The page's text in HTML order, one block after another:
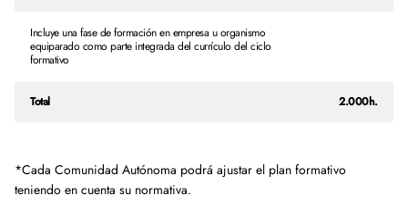
Incluye una fase de formación en empresa u organismo
equiparado como parte integrada del currículo del ciclo
formativo
Total 2.000h.
*Cada Comunidad Autónoma podrá ajustar el plan formativo
teniendo en cuenta su normativa.